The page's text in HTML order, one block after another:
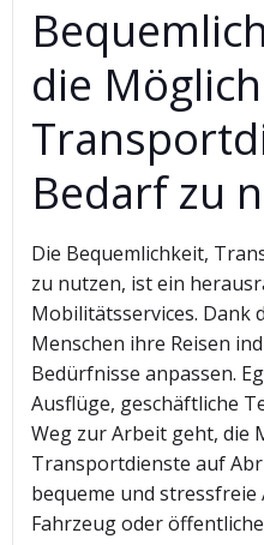
die
Bedarf zu
Die Bequemlichkeit,
zu nutzen, ist ein
Mobilitätsservices. Dank
Menschen ihre Reisen
Bedürfnisse anpassen.
Ausflüge, geschäftliche
Weg zur Arbeit geht, die
Transportdienste auf
bequeme und
Fahrzeug oder